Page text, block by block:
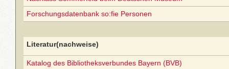
Forschungsdatenbank so:fie Personen
Literatur(nachweise)
Katalog des Bibliotheksverbundes Bayern (BVB)